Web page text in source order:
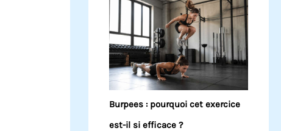
Burpees : pourquoi cet exercice
est-il si efficace ?